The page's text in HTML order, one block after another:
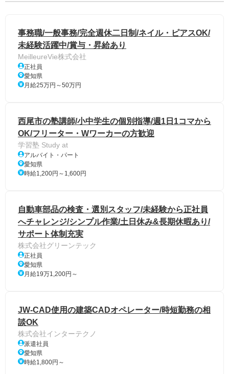
事務職/一般事務/完全週休二日制/ネイル・ピアスOK/
未経験活躍中/賞与・昇給あり
MeilleureVie株式会社
正社員
愛知県
月給25万円～50万円
西尾市の塾講師/小中学生の個別指導/週1日1コマから
OK/フリーター・Wワーカーの方歓迎
学習塾 Study at
アルバイト・パート
愛知県
時給1,200円～1,600円
自動車部品の検査・選別スタッフ/未経験から正社員
へチャレンジ/シンプル作業/土日休み&長期休暇あり/
サポート体制充実
株式会社グリーンテック
正社員
愛知県
月給19万1,200円～
JW-CAD使用の建築CADオペレーター/時短勤務の相
談OK
株式会社インターテクノ
派遣社員
愛知県
時給1,800円～